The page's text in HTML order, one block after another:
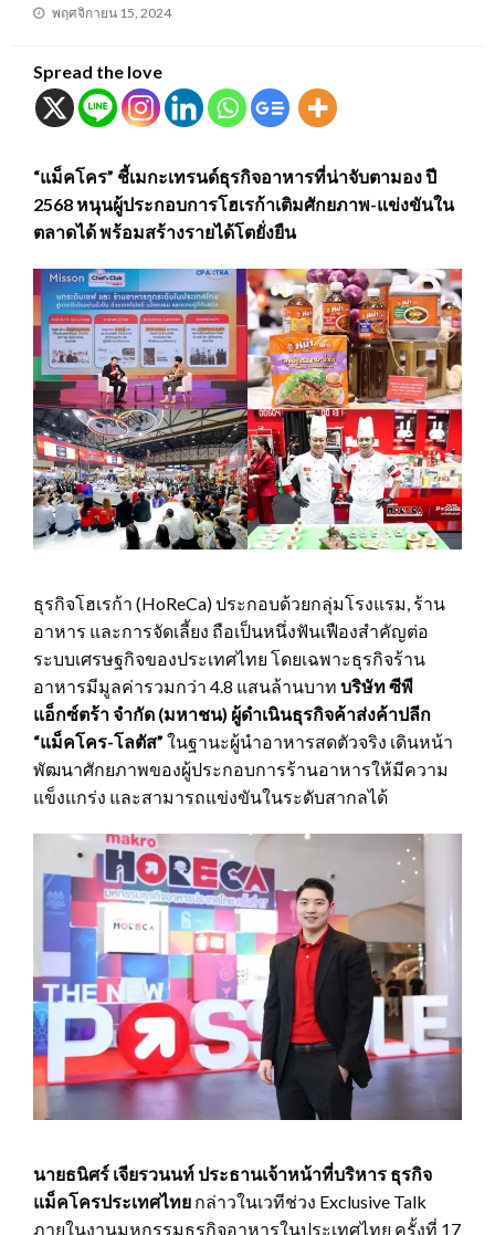
Posted
พฤศจิกายน 15, 2024
Spread the love
“แม็คโคร” ชี้เมกะเทรนด์ธุรกิจอาหารที่น่าจับตามอง ปี
2568 หนุนผู้ประกอบการโฮเรก้าเติมศักยภาพ-แข่งขันใน
ตลาดได้ พร้อมสร้างรายได้โตยั่งยืน
ธุรกิจโฮเรก้า (HoReCa) ประกอบด้วยกลุ่มโรงแรม, ร้าน
อาหาร และการจัดเลี้ยง ถือเป็นหนึ่งฟันเฟืองสำคัญต่อ
ระบบเศรษฐกิจของประเทศไทย โดยเฉพาะธุรกิจร้าน
อาหารมีมูลค่ารวมกว่า 4.8 แสนล้านบาท บริษัท ซีพี
แอ็กซ์ตร้า จำกัด (มหาชน) ผู้ดำเนินธุรกิจค้าส่งค้าปลีก
“แม็คโคร-โลตัส” ในฐานะผู้นำอาหารสดตัวจริง เดินหน้า
พัฒนาศักยภาพของผู้ประกอบการร้านอาหารให้มีความ
แข็งแกร่ง และสามารถแข่งขันในระดับสากลได้
นายธนิศร์ เจียรวนนท์ ประธานเจ้าหน้าที่บริหาร ธุรกิจ
แม็คโครประเทศไทย กล่าวในเวทีช่วง Exclusive Talk
ภายในงานมหกรรมธุรกิจอาหารในประเทศไทย ครั้งที่ 17